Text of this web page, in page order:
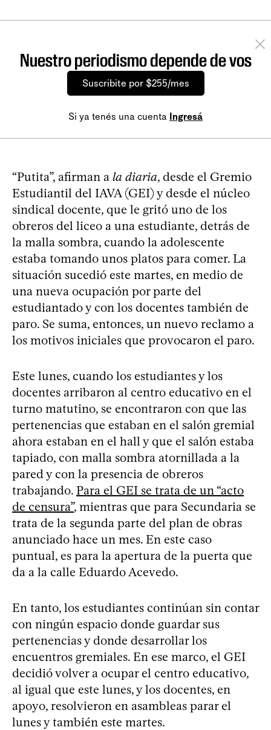
Nuestro periodismo depende de vos
Suscribite por $255/mes
Si ya tenés una cuenta Ingresá
“Putita”, afirman a la diaria, desde el Gremio
Estudiantil del IAVA (GEI) y desde el núcleo
sindical docente, que le gritó uno de los
obreros del liceo a una estudiante, detrás de
la malla sombra, cuando la adolescente
estaba tomando unos platos para comer. La
situación sucedió este martes, en medio de
una nueva ocupación por parte del
estudiantado y con los docentes también de
paro. Se suma, entonces, un nuevo reclamo a
los motivos iniciales que provocaron el paro.
Este lunes, cuando los estudiantes y los
docentes arribaron al centro educativo en el
turno matutino, se encontraron con que las
pertenencias que estaban en el salón gremial
ahora estaban en el hall y que el salón estaba
tapiado, con malla sombra atornillada a la
pared y con la presencia de obreros
trabajando. Para el GEI se trata de un “acto
de censura”, mientras que para Secundaria se
trata de la segunda parte del plan de obras
anunciado hace un mes. En este caso
puntual, es para la apertura de la puerta que
da a la calle Eduardo Acevedo.
En tanto, los estudiantes continúan sin contar
con ningún espacio donde guardar sus
pertenencias y donde desarrollar los
encuentros gremiales. En ese marco, el GEI
decidió volver a ocupar el centro educativo,
al igual que este lunes, y los docentes, en
apoyo, resolvieron en asambleas parar el
lunes y también este martes.